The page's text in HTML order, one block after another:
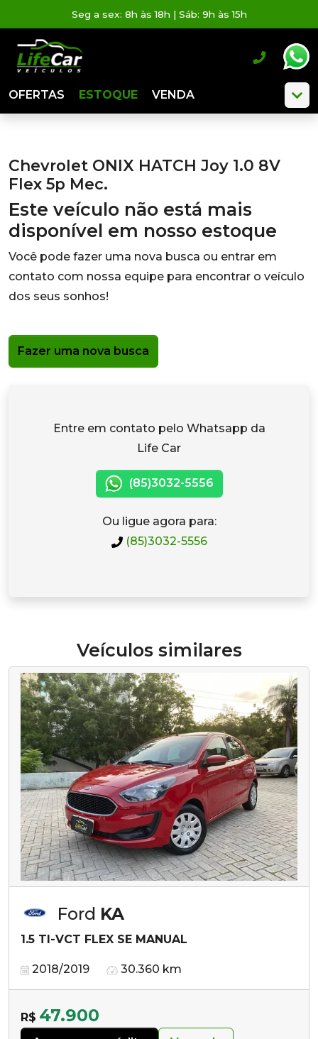
Seg a sex: 8h às 18h | Sáb: 9h às 15h
OFERTAS ESTOQUE VENDA
Chevrolet ONIX HATCH Joy 1.0 8V
Flex 5p Mec.
Este veículo não está mais
disponível em nosso estoque
Você pode fazer uma nova busca ou entrar em
contato com nossa equipe para encontrar o veículo
dos seus sonhos!
Fazer uma nova busca
Entre em contato pelo Whatsapp da
Life Car
(85)3032-5556
Ou ligue agora para:
(85)3032-5556
Veículos similares
Ford KA
1.5 TI-VCT FLEX SE MANUAL
2018/2019 30.360 km
R$ 47.900